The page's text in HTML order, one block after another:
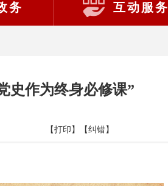
务 互动服务
史作为终身必修课”
【打印】 【纠错】